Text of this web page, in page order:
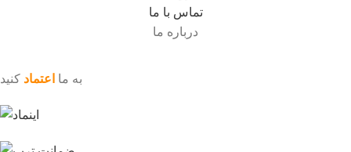
تماس با ما
درباره ما
به ما اعتماد کنید